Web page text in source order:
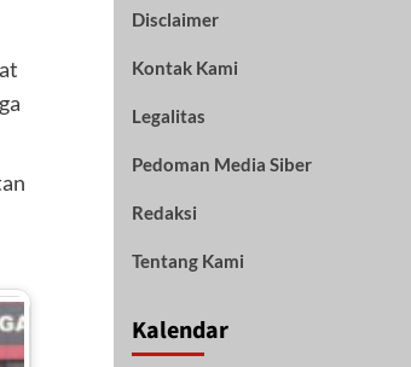
Disclaimer
Kontak Kami
Legalitas
Pedoman Media Siber
Redaksi
Tentang Kami
Kalendar